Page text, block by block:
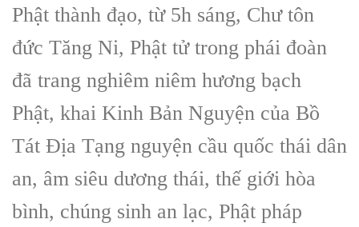
Phật thành đạo, từ 5h sáng, Chư tôn
đức Tăng Ni, Phật tử trong phái đoàn
đã trang nghiêm niêm hương bạch
Phật, khai Kinh Bản Nguyện của Bồ
Tát Địa Tạng nguyện cầu quốc thái dân
an, âm siêu dương thái, thế giới hòa
bình, chúng sinh an lạc, Phật pháp